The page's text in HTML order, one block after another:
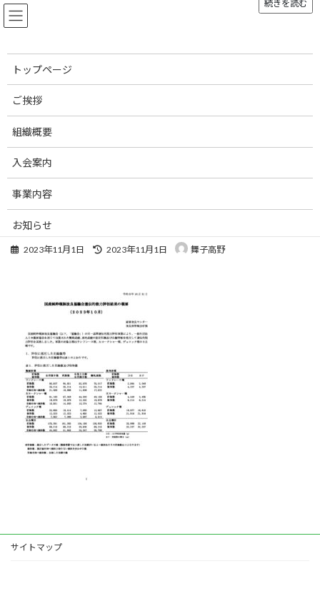
コ
ン
ナ
ビ
メディア
トップページ
2023.10-遺伝的能力評価結果の概要
2023.10-遺伝的能力評価結果の
概要
2023年11月1日
最
2023年11月1日 舞子高野
サイトマップ
続きを読む
トップページ
ご挨拶
組織概要
入会案内
事業内容
お知らせ
刊行物